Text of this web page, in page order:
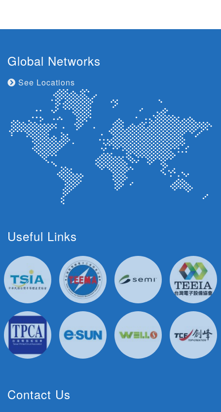
Global Networks
See Locations
Useful Links
Contact Us